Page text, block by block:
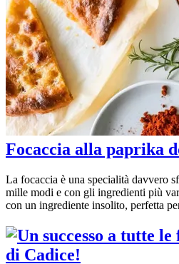
Focaccia alla paprika
La focaccia è una specialità davvero
mille modi e con gli ingredienti più
con un ingrediente insolito, perfetta